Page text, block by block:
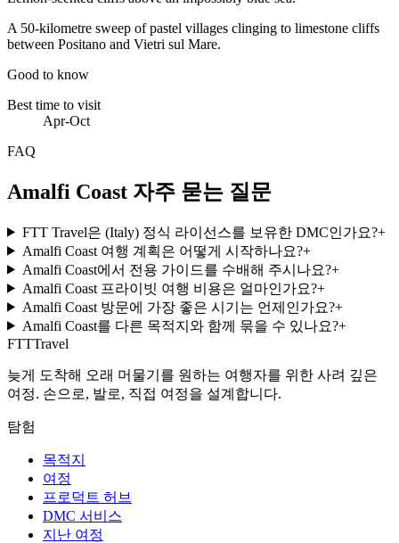
A 50-kilometre sweep of pastel villages clinging to limestone cliffs
between Positano and Vietri sul Mare.
Good to know
Best time to visit
Apr-Oct
FAQ
Amalfi Coast 자주 묻는 질문
FTT Travel은 (Italy) 정식 라이선스를 보유한 DMC인가요?+
Amalfi Coast 여행 계획은 어떻게 시작하나요?+
Amalfi Coast에서 전용 가이드를 수배해 주시나요?+
Amalfi Coast 프라이빗 여행 비용은 얼마인가요?+
Amalfi Coast 방문에 가장 좋은 시기는 언제인가요?+
Amalfi Coast를 다른 목적지와 함께 묶을 수 있나요?+
FTTTravel
늦게 도착해 오래 머물기를 원하는 여행자를 위한 사려 깊은
여정. 손으로, 발로, 직접 여정을 설계합니다.
탐험
목적지
여정
프로덕트 허브
DMC 서비스
지난 여정